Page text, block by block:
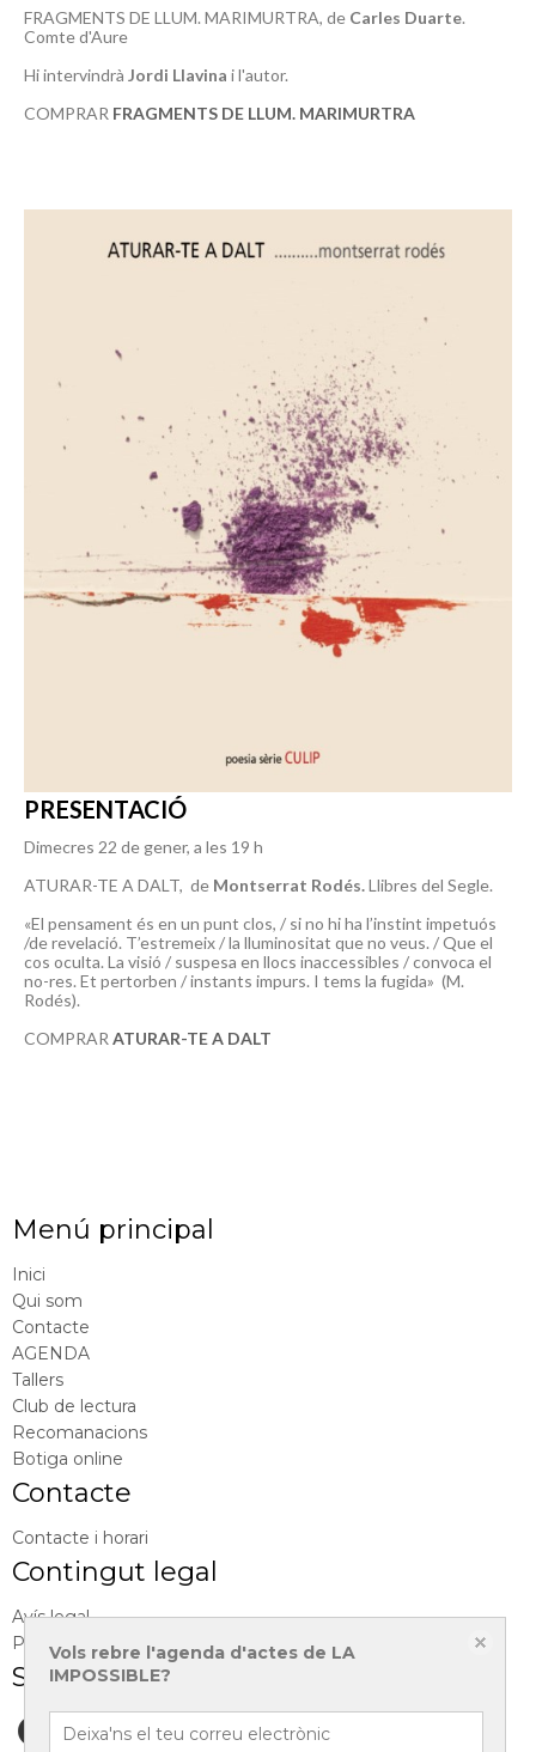
FRAGMENTS DE LLUM. MARIMURTRA, de Carles Duarte.
Comte d'Aure
Hi intervindrà Jordi Llavina i l'autor.
COMPRAR FRAGMENTS DE LLUM. MARIMURTRA
PRESENTACIÓ
Dimecres 22 de gener, a les 19 h
ATURAR-TE A DALT, de Montserrat Rodés.Llibres del Segle.
«El pensament és en un punt clos, / si no hi ha l’instint impetuós
/de revelació. T’estremeix / la lluminositat que no veus. / Que el
cos oculta. La visió / suspesa en llocs inaccessibles / convoca el
no-res. Et pertorben / instants impurs. I tems la fugida» (M.
Rodés).
COMPRAR ATURAR-TE A DALT
Menú principal
Inici
Qui som
Contacte
AGENDA
Tallers
Club de lectura
Recomanacions
Botiga online
Contacte
Contacte i horari
Contingut legal
Avís legal
Política de privacitat
Segueix-nos a
Vols rebre l'agenda d'actes de LA
IMPOSSIBLE?